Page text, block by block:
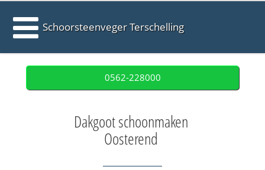
Schoorsteenveger Terschelling
0562-228000
Dakgoot schoonmaken
Oosterend